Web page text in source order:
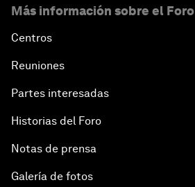
Más información sobre el Foro
Centros
Reuniones
Partes interesadas
Historias del Foro
Notas de prensa
Galería de fotos